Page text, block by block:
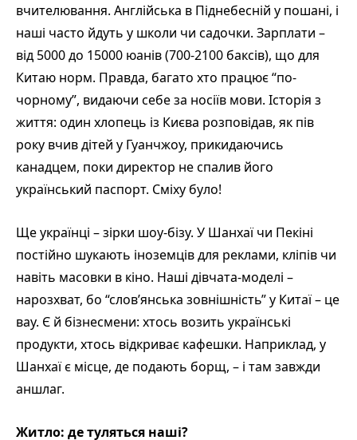
вчителювання. Англійська в Піднебесній у пошані, і
наші часто йдуть у школи чи садочки. Зарплати –
від 5000 до 15000 юанів (700-2100 баксів), що для
Китаю норм. Правда, багато хто працює “по-
чорному”, видаючи себе за носіїв мови. Історія з
життя: один хлопець із Києва розповідав, як пів
року вчив дітей у Гуанчжоу, прикидаючись
канадцем, поки директор не спалив його
український паспорт. Сміху було!
Ще українці – зірки шоу-бізу. У Шанхаї чи Пекіні
постійно шукають іноземців для реклами, кліпів чи
навіть масовки в кіно. Наші дівчата-моделі –
нарозхват, бо “слов’янська зовнішність” у Китаї – це
вау. Є й бізнесмени: хтось возить українські
продукти, хтось відкриває кафешки. Наприклад, у
Шанхаї є місце, де подають борщ, – і там завжди
аншлаг.
Житло: де туляться наші?